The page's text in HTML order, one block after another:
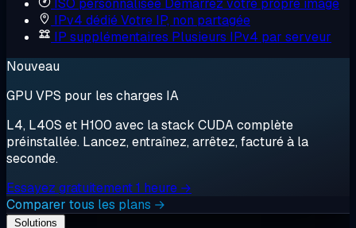
ISO personnalisée Démarrez votre propre image
IPv4 dédiéVotre IP, non partagée
IP supplémentaires Plusieurs IPv4 par serveur
Nouveau
GPU VPS pour les charges IA
L4, L40S et H100 avec la stack CUDA complète
préinstallée. Lancez, entraînez, arrêtez, facturé à la
seconde.
Essayez gratuitement 1 heure →
Comparer tous les plans →